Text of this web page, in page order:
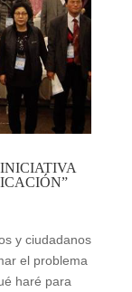
y ciudadanos
el problema
haré para